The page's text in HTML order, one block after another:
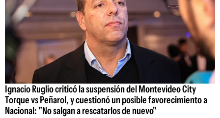
Ignacio Ruglio criticó la suspensión del Montevideo City
Torque vs Peñarol, y cuestionó un posible favorecimiento a
Nacional: "No salgan a rescatarlos de nuevo"